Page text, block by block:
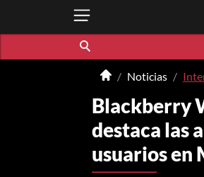
Noticias
Blackberry
destaca las
usuarios en